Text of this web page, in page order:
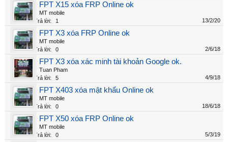
FPT X15 xóa FRP Online ok
MT mobile
Trả lời:
1 13/2/20
FPT X3 xóa FRP Online ok
MT mobile
Trả lời:
0 2/6/18
FPT X3 xóa xác minh tài khoản Google ok.
Tuan Pham
Trả lời:
5 4/9/18
FPT X403 xóa mật khẩu Online ok
MT mobile
Trả lời:
0 18/6/18
FPT X50 xóa FRP Online ok
MT mobile
Trả lời:
0 5/3/19